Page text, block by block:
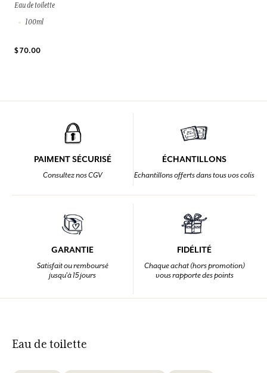
Eau de toilette
100ml
$ 70.00
PAIMENT SÉCURISÉ
Consultez nos CGV
ÉCHANTILLONS
Echantillons offerts dans tous vos colis
GARANTIE
Satisfait ou remboursé
jusqu'à 15 jours
FIDÉLITÉ
Chaque achat (hors promotion)
vous rapporte des points
Eau de toilette